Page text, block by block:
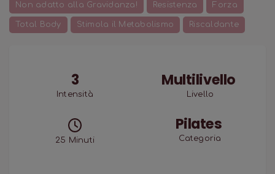
Non adatto alla Gravidanza! Resistenza Forza
Total Body Stimola il Metabolismo Riscaldante
3
Intensità
Multilivello
Livello
25 Minuti
Pilates
Categoria